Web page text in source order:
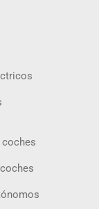
coches